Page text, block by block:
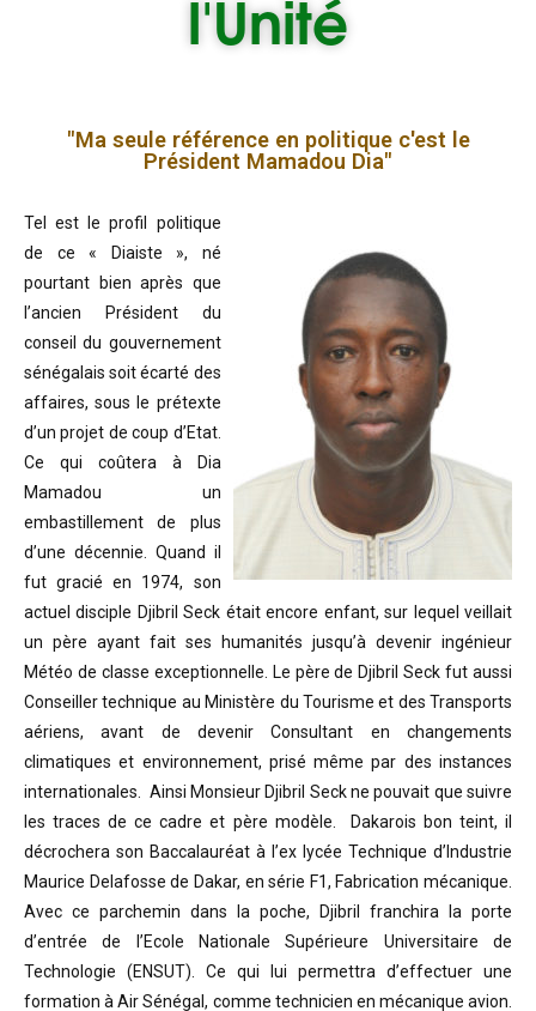
l'Unité
"Ma seule référence en politique c'est le
Président Mamadou Dia"
Tel est le profil politique
de ce « Diaiste », né
pourtant bien après que
l’ancien Président du
conseil du gouvernement
sénégalais soit écarté des
affaires, sous le prétexte
d’un projet de coup d’Etat.
Ce qui coûtera à Dia
Mamadou un
embastillement de plus
d’une décennie. Quand il
fut gracié en 1974, son
actuel disciple Djibril Seck était encore enfant, sur lequel veillait
un père ayant fait ses humanités jusqu’à devenir ingénieur
Météo de classe exceptionnelle. Le père de Djibril Seck fut aussi
Conseiller technique au Ministère du Tourisme et des Transports
aériens, avant de devenir Consultant en changements
climatiques et environnement, prisé même par des instances
internationales. Ainsi Monsieur Djibril Seck ne pouvait que suivre
les traces de ce cadre et père modèle. Dakarois bon teint, il
décrochera son Baccalauréat à l’ex lycée Technique d’Industrie
Maurice Delafosse de Dakar, en série F1, Fabrication mécanique.
Avec ce parchemin dans la poche, Djibril franchira la porte
d’entrée de l’Ecole Nationale Supérieure Universitaire de
Technologie (ENSUT). Ce qui lui permettra d’effectuer une
formation à Air Sénégal, comme technicien en mécanique avion.